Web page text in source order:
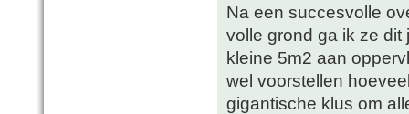
Na een succesvolle
volle grond ga ik ze
kleine 5m2 aan
wel voorstellen
gigantische klus om